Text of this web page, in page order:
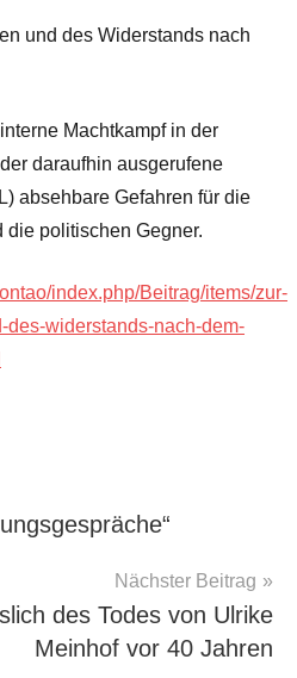
und des Widerstands nach
Machtkampf in der
daraufhin ausgerufene
absehbare Gefahren für die
politischen Gegner.
index.php/Beitrag/items/zur-
des-widerstands-nach-dem-
Nächster Beitrag
des Todes von Ulrike
Meinhof vor 40 Jahren